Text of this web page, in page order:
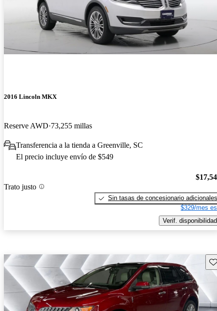
2016 Lincoln MKX
Reserve AWD 73,255 millas
Transferencia a la tienda a Greenville, SC
El precio incluye envío de $549
Trato justo
Sin tasas de concesionario adicionales
$329/mes
Verif. disponibilidad